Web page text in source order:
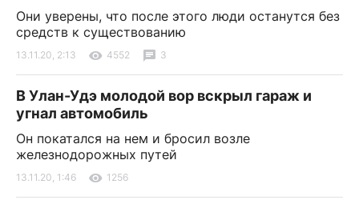
Они уверены, что после этого люди останутся без
средств к существованию
13.11.20, 2:13 4552 3
В Улан-Удэ молодой вор вскрыл гараж и
угнал автомобиль
Он покатался на нем и бросил возле
железнодорожных путей
13.11.20, 1:46 1256